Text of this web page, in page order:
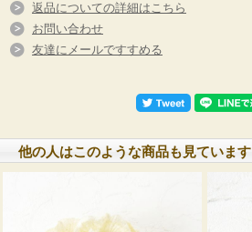
返品についての詳細はこちら
お問い合わせ
友達にメールですすめる
他の人はこのような商品も見ています